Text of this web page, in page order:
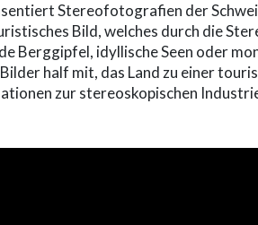
Stereofotografien der
Bild, welches durch die
Berggipfel, idyllische Seen oder
half mit, das Land zu einer
zur stereoskopischen